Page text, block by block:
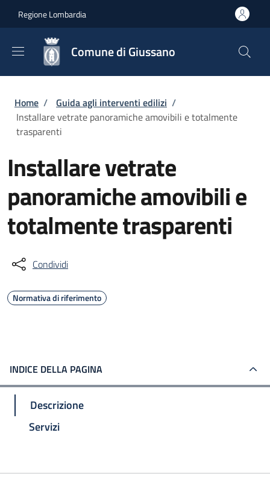
Regione Lombardia
Comune di Giussano
Briciole di pane
Home / Guida agli interventi edilizi /
Installare vetrate panoramiche amovibili e totalmente
trasparenti
Installare vetrate
panoramiche amovibili e
totalmente trasparenti
Condividi
Normativa di riferimento
INDICE DELLA PAGINA
Descrizione
Servizi